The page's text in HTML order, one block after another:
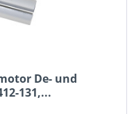
De- und
131,...